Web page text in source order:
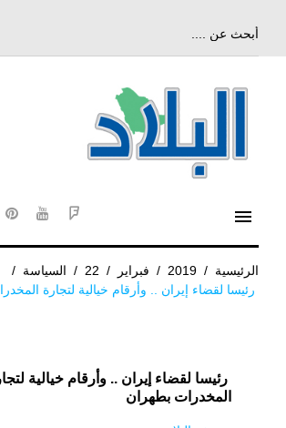
menu
الرئيسية /
2019
/ فبراير /
22
/ السياسة /
رئيسا لقضاء إيران .. وأرقام خيالية لتجارة
رئيسا لقضاء إيران .. وأرقام خيالية
المخدرات بطهران